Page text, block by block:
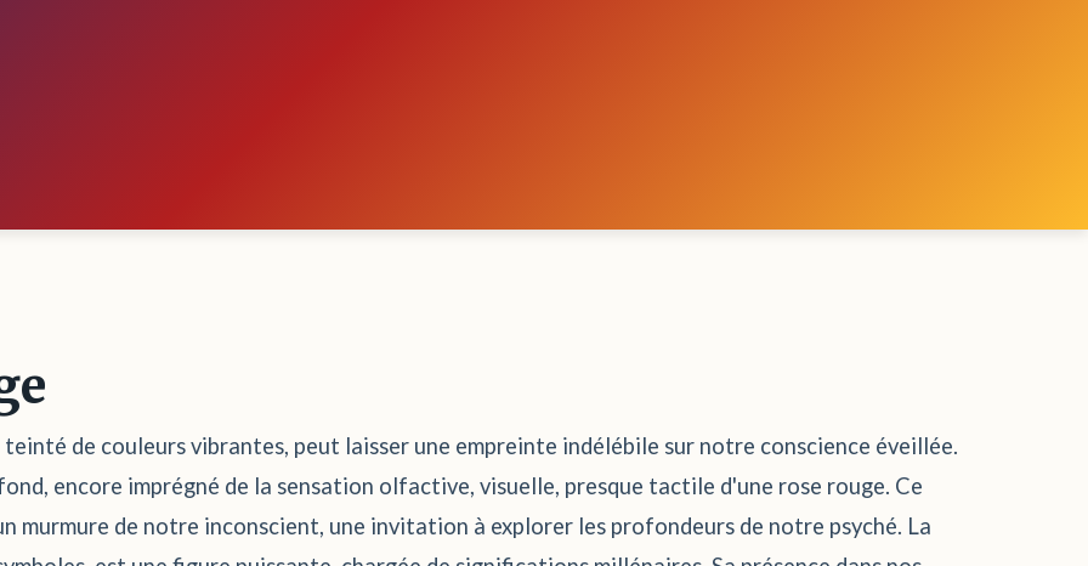
de couleurs vibrantes, peut laisser une empreinte indélébile sur notre conscience éveillée.
encore imprégné de la sensation olfactive, visuelle, presque tactile d'une rose rouge. Ce
murmure de notre inconscient, une invitation à explorer les profondeurs de notre psyché. La